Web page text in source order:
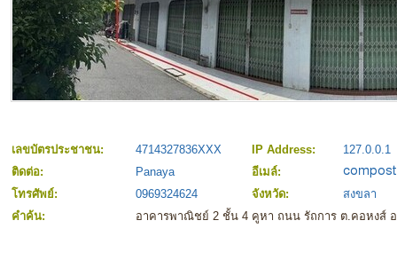
เลขบัตรประชาชน: 4714327836XXX IP Address:
127.0.0.1
ติดต่อ:
Panaya
อีเมล์:
โทรศัพย์:
0969324624 จังหวัด:
สงขลา
คำค้น:
อาคารพาณิชย์ 2 ชั้น 4 คูหา ถนน รัถการ ต.คอหงส์